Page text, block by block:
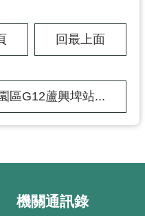
回最上面
區G12蘆興埤站...
機關通訊錄